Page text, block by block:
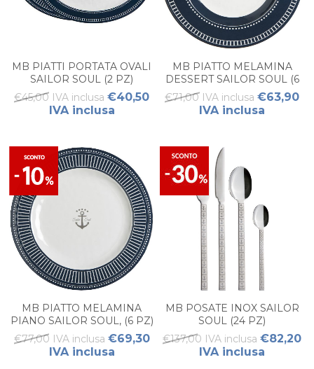
MB PIATTI PORTATA OVALI
SAILOR SOUL (2 PZ)
€45,00 IVA inclusa €40,50
IVA inclusa
MB PIATTO MELAMINA
DESSERT SAILOR SOUL (6
PZ)
€71,00 IVA inclusa €63,90
IVA inclusa
MB PIATTO MELAMINA
PIANO SAILOR SOUL, (6 PZ)
€77,00 IVA inclusa €69,30
IVA inclusa
MB POSATE INOX SAILOR
SOUL (24 PZ)
€137,00 IVA inclusa €82,20
IVA inclusa